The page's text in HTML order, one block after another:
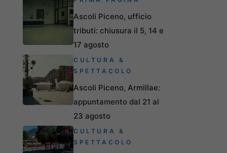
Ascoli Piceno, ufficio
tributi: chiusura il 5, 14 e
17 agosto
CULTURA &
SPETTACOLO
Ascoli Piceno, Armillae:
appuntamento dal 21 al
23 agosto
CULTURA &
SPETTACOLO